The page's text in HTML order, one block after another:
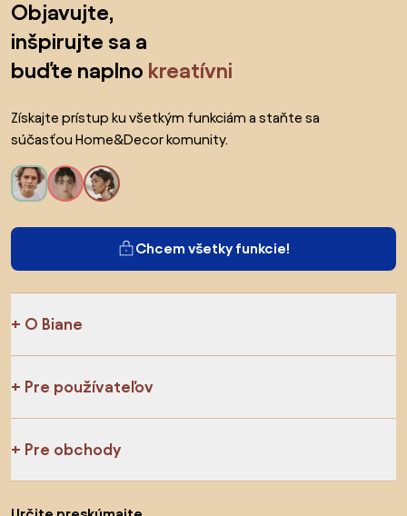
Objavujte,
inšpirujte sa a
buďte naplno kreatívni
Získajte prístup ku všetkým funkciám a staňte sa
súčasťou Home&Decor komunity.
Chcem všetky funkcie!
O Biane
Pre používateľov
Pre obchody